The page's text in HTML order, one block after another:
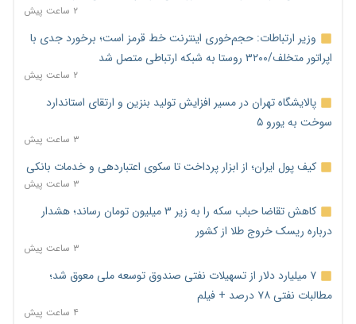
۲ ساعت پیش
وزیر ارتباطات: حجم‌خوری اینترنت خط قرمز است؛ برخورد جدی با
اپراتور متخلف/۳۲۰۰ روستا به شبکه ارتباطی متصل شد
۲ ساعت پیش
پالایشگاه تهران در مسیر افزایش تولید بنزین و ارتقای استاندارد
سوخت به یورو ۵
۳ ساعت پیش
کیف پول ایران؛ از ابزار پرداخت تا سکوی اعتباردهی و خدمات بانکی
۳ ساعت پیش
کاهش تقاضا حباب سکه را به زیر ۳ میلیون تومان رساند؛ هشدار
درباره ریسک خروج طلا از کشور
۳ ساعت پیش
۷ میلیارد دلار از تسهیلات نفتی صندوق توسعه ملی معوق شد؛
مطالبات نفتی ۷۸ درصد + فیلم
۴ ساعت پیش